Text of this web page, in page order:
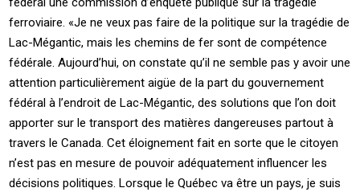
ferroviaire. «Je ne veux pas faire de la politique sur la tragédie de
Lac-Mégantic, mais les chemins de fer sont de compétence
fédérale. Aujourd’hui, on constate qu’il ne semble pas y avoir une
attention particulièrement aigüe de la part du gouvernement
fédéral à l’endroit de Lac-Mégantic, des solutions que l’on doit
apporter sur le transport des matières dangereuses partout à
travers le Canada. Cet éloignement fait en sorte que le citoyen
n’est pas en mesure de pouvoir adéquatement influencer les
décisions politiques. Lorsque le Québec va être un pays, je suis